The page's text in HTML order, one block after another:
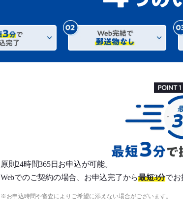
原則24時間365日お申込が可能。
Webでのご契約の場合、お申込完了から最短3分でお
お申込時間や審査によりご希望に添えない場合がございます。